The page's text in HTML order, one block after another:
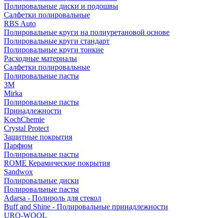
Полировальные диски и подошвы
Салфетки полировальные
RBS Auto
Полировальные круги на полиуретановой основе
Полировальные круги стандарт
Полировальные круги тонкие
Расходные материалы
Салфетки полировальные
Полировальные пасты
3М
Mirka
Полировальные пасты
Принадлежности
KochChemie
Crystal Protect
Защитные покрытия
Парфюм
Полировальные пасты
ROME Керамические покрытия
Sandwox
Полировальные диски
Полировальные пасты
Adarsa - Полироль для стекол
Buff and Shine - Полировальные принадлежности
URO-WOOL